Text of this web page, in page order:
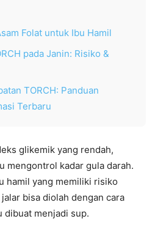
Folat untuk Ibu Hamil
pada Janin: Risiko &
TORCH: Panduan
Terbaru
glikemik yang rendah,
mengontrol kadar gula darah.
hamil yang memiliki risiko
bisa diolah dengan cara
dibuat menjadi sup.